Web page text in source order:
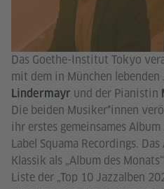
Das Goethe-Institut Tokyo
mit dem in München lebenden
Lindermayr und der Pianistin
Die beiden Musiker*innen
ihr erstes gemeinsames Album
Label Squama Recordings.
Klassik als „Album des
Liste der „Top 10 Jazzalben